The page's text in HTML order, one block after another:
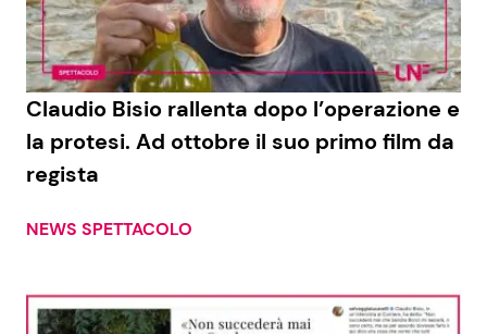
Salute
Viaggi e Turismo
Festività
Ricette Facili e Veloci
Ricette Feste
Ricette per Bambini
Seguici
Claudio Bisio rallenta dopo l’operazione e
la protesi. Ad ottobre il suo primo film da
regista
NEWS SPETTACOLO